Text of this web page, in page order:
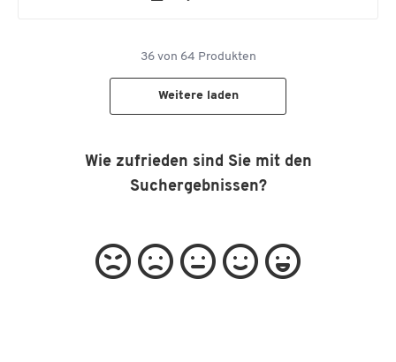
36von 64 Produkten
Weitere laden
Wie zufrieden sind Sie mit den
Suchergebnissen?